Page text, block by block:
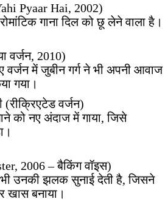
Pyaar Hai, 2002)
गाना दिल को छू लेने वाला है।
वर्जन, 2010)
में जुबीन गर्ग ने भी अपनी आवाज
गया।
(रीक्रिएटेड वर्जन)
को नए अंदाज में गाया, जिसे
2006 – बैकिंग वॉइस)
उनकी झलक सुनाई देती है, जिसने
बनाया।